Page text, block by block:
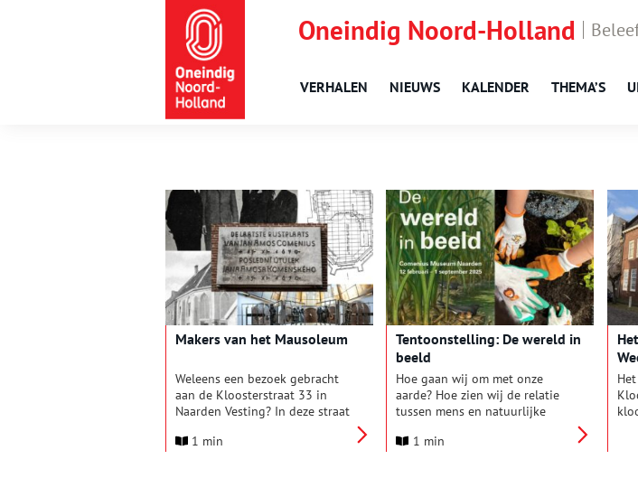
Oneindig Noord-Holland
VERHALEN NIEUWS KALENDER THEMA’S
Makers van het Mausoleum
Weleens een bezoek gebracht
aan de Kloosterstraat 33 in
Naarden Vesting? In deze straat
staat een bijzonder
1 min
Tentoonstelling: De wereld in
beeld
Hoe gaan wij om met onze
aarde? Hoe zien wij de relatie
tussen mens en natuurlijke
zijn en, belangrijk: hoe brengen
1 min